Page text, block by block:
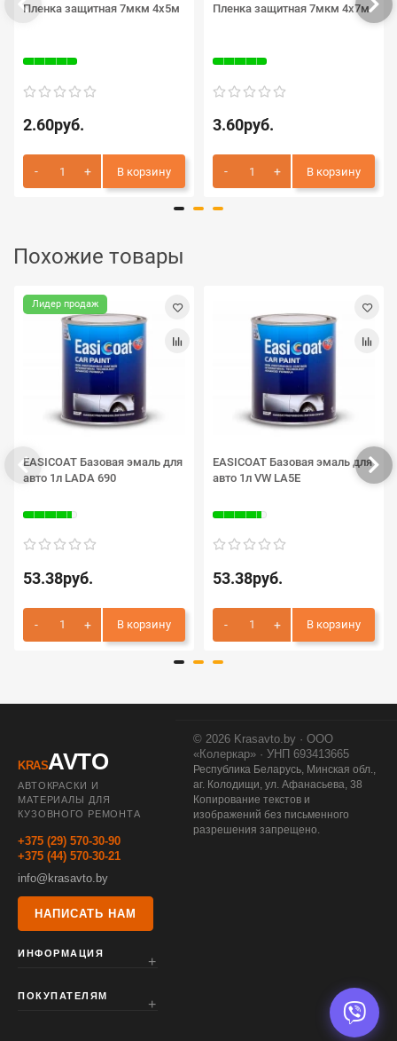
Пленка защитная 7мкм 4х5м
2.60руб.
В корзину
Пленка защитная 7мкм 4х7м
3.60руб.
В корзину
Похожие товары
Лидер продаж
EASICOAT Базовая эмаль для
авто 1л LADA 690
53.38руб.
В корзину
EASICOAT Базовая эмаль для
авто 1л VW LA5E
53.38руб.
В корзину
KRASAVTO
АВТОКРАСКИ И
МАТЕРИАЛЫ ДЛЯ
КУЗОВНОГО РЕМОНТА
+375 (29) 570-30-90
+375 (44) 570-30-21
info@krasavto.by
НАПИСАТЬ НАМ
ИНФОРМАЦИЯ
ПОКУПАТЕЛЯМ
© 2026 Krasavto.by · ООО
«Колеркар» · УНП 693413665
Республика Беларусь, Минская обл.,
аг. Колодищи, ул. Афанасьева, 38
Копирование текстов и
изображений без письменного
разрешения запрещено.